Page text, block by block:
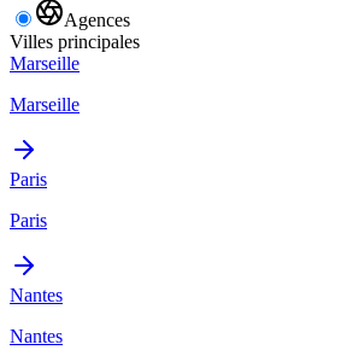
Agences
Villes principales
Marseille
Marseille
Paris
Paris
Nantes
Nantes